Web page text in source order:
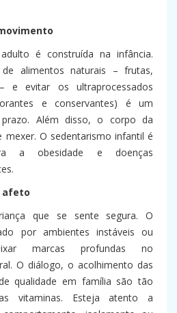
é construída na infância.
alimentos naturais – frutas,
e evitar os ultraprocessados
e conservantes) é um
Além disso, o corpo da
O sedentarismo infantil é
a obesidade e doenças
afeto
que se sente segura. O
por ambientes instáveis ou
marcas profundas no
O diálogo, o acolhimento das
qualidade em família são tão
vitaminas. Esteja atento a